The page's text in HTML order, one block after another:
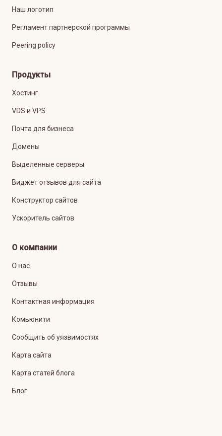
Наш логотип
Регламент партнерской программы
Peering policy
Продукты
Хостинг
VDS и VPS
Почта для бизнеса
Домены
Выделенные серверы
Виджет отзывов для сайта
Конструктор сайтов
Ускоритель сайтов
О компании
О нас
Отзывы
Контактная информация
Комьюнити
Сообщить об уязвимостях
Карта сайта
Карта статей блога
Блог